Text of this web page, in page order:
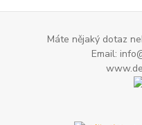
Máte nějaký dotaz
Email: